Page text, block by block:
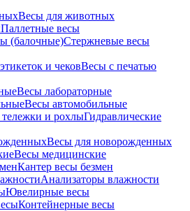
Весы для животных
Паллетные весы
Стержневые весы
Весы c печатью
Весы лабораторные
Весы автомобильные
Гидравлические
Весы для новорожденных
Весы медицинские
Кантер весы безмен
Анализаторы влажности
Ювелирные весы
Контейнерные весы